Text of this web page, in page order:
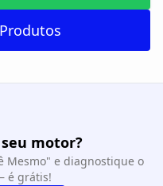
motor?
Mesmo" e diagnostique o
é grátis!